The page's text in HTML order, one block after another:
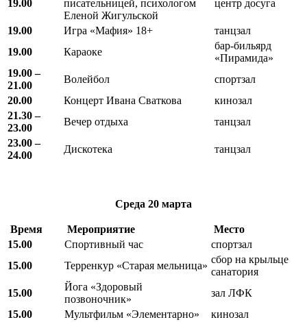
19.00
писательницей, психологом
Еленой Жигульской
центр досуга
19.00 Игра «Мафия» 18+
танцзал
19.00
Караоке
бар-бильярд
«Пирамида»
19.00 –
21.00
Волейбол
спортзал
20.00
Концерт Ивана Сваткова
кинозал
21.30 –
23.00
Вечер отдыха
танцзал
23.00 –
24.00
Дискотека танцзал
Среда 20 марта
Время Мероприятие
Место
15.00
Спортивный час
спортзал
15.00
Терренкур «Старая мельница»
сбор на крыльце
санатория
15.00
Йога «Здоровый
позвоночник»
зал ЛФК
15.00
Мультфильм «Элементарно»
кинозал